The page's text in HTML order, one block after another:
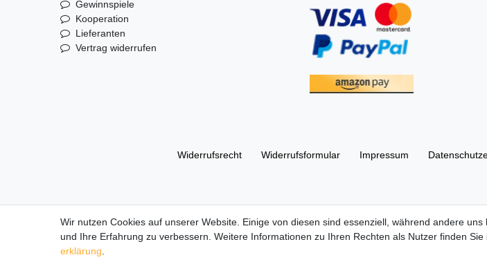
Gewinnspiele
Kooperation
Lieferanten
Vertrag widerrufen
Widerrufs­recht Widerrufs­formular Impressum
Alle Markennamen, Warenzeichen sowie sämtliche Produktbilder und Beschreibungen sind
Wir nutzen Cookies auf unserer Website. Einige von diesen sind essenziell, während andere uns
und Ihre Erfahrung zu verbessern. Weitere Informationen zu Ihren Rechten als Nutzer finden Sie
erklärung